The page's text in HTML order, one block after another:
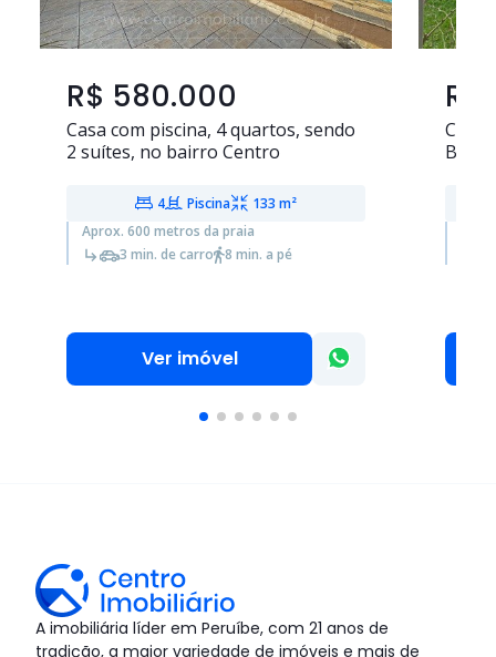
R$ 580.000
Casa com piscina, 4 quartos, sendo
2 suítes, no bairro Centro
4 Piscina
133 m²
Aprox. 600 metros da praia
3 min. de carro
8 min. a pé
Ver imóvel
Casa
A imobiliária líder em Peruíbe, com 21 anos de
tradição, a maior variedade de imóveis e mais de